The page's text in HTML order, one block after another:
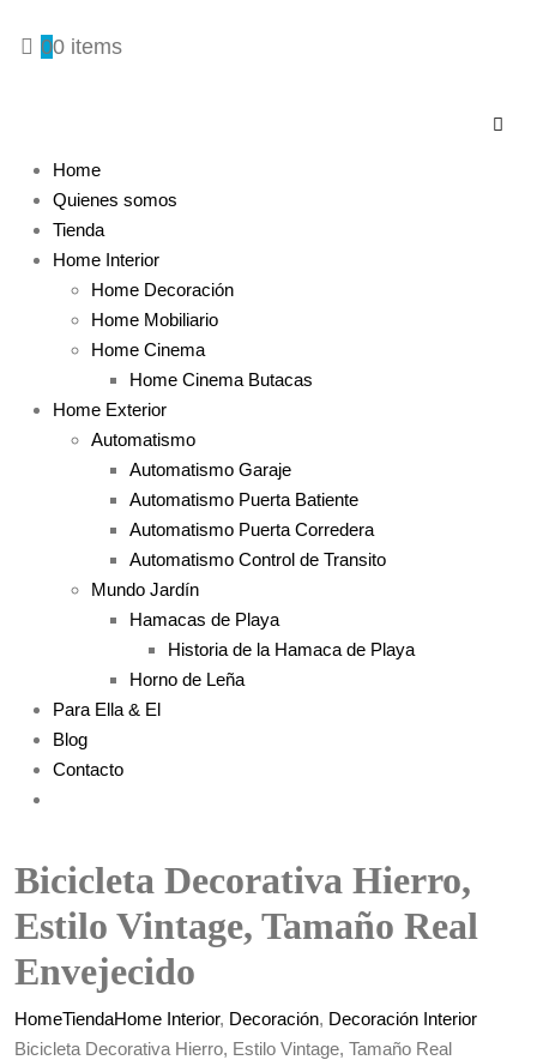
00 items
Home
Quienes somos
Tienda
Home Interior
Home Decoración
Home Mobiliario
Home Cinema
Home Cinema Butacas
Home Exterior
Automatismo
Automatismo Garaje
Automatismo Puerta Batiente
Automatismo Puerta Corredera
Automatismo Control de Transito
Mundo Jardín
Hamacas de Playa
Historia de la Hamaca de Playa
Horno de Leña
Para Ella & El
Blog
Contacto
Bicicleta Decorativa Hierro,
Estilo Vintage, Tamaño Real
Envejecido
HomeTiendaHome Interior, Decoración, Decoración Interior
Bicicleta Decorativa Hierro, Estilo Vintage, Tamaño Real